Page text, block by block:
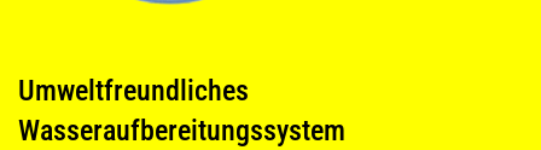
Umweltfreundliches
Wasseraufbereitungssystem